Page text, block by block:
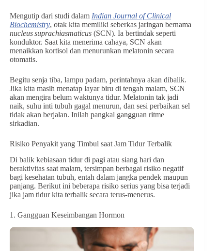
Mengutip dari studi dalam Indian Journal of Clinical
Biochemistry, otak kita memiliki seberkas jaringan bernama
nucleus suprachiasmaticus (SCN). Ia bertindak seperti
konduktor. Saat kita menerima cahaya, SCN akan
menaikkan kortisol dan menurunkan melatonin secara
otomatis.
Begitu senja tiba, lampu padam, perintahnya akan dibalik.
Jika kita masih menatap layar biru di tengah malam, SCN
akan mengira belum waktunya tidur. Melatonin tak jadi
naik, suhu inti tubuh gagal menurun, dan sesi perbaikan sel
tidak akan berjalan. Inilah pangkal gangguan ritme
sirkadian.
Risiko Penyakit yang Timbul saat Jam Tidur Terbalik
Di balik kebiasaan tidur di pagi atau siang hari dan
beraktivitas saat malam, tersimpan berbagai risiko negatif
bagi kesehatan tubuh, entah dalam jangka pendek maupun
panjang. Berikut ini beberapa risiko serius yang bisa terjadi
jika jam tidur kita terbalik secara terus-menerus.
1. Gangguan Keseimbangan Hormon